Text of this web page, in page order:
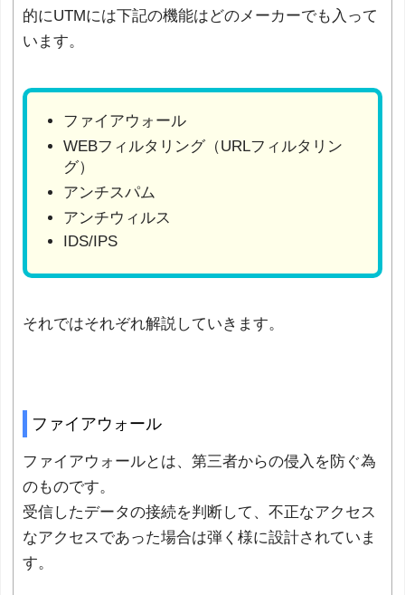
的にUTMには下記の機能はどのメーカーでも入って
います。
ファイアウォール
WEBフィルタリング（URLフィルタリン
グ）
アンチスパム
アンチウィルス
IDS/IPS
それではそれぞれ解説していきます。
ファイアウォール
ファイアウォールとは、第三者からの侵入を防ぐ為
のものです。
受信したデータの接続を判断して、不正なアクセス
なアクセスであった場合は弾く様に設計されていま
す。